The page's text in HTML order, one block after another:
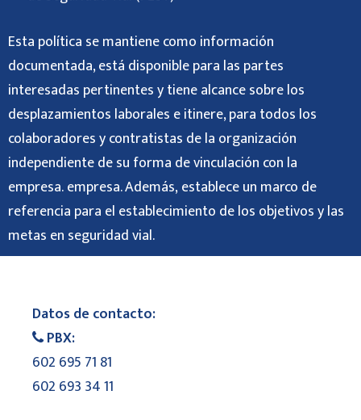
Esta política se mantiene como información
documentada, está disponible para las partes
interesadas pertinentes y tiene alcance sobre los
desplazamientos laborales e itinere, para todos los
colaboradores y contratistas de la organización
independiente de su forma de vinculación con la
empresa. empresa. Además,establece un marco de
referencia para el establecimiento de los objetivos y las
metas en seguridad vial.
Datos de contacto:
PBX:
602 695 71 81
602 693 34 11